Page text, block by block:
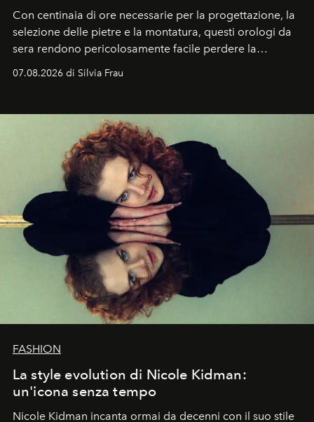
Con centinaia di ore necessarie per la progettazione, la
selezione delle pietre e la montatura, questi orologi da
sera rendono pericolosamente facile perdere la
cognizione del tempo. Ma con quadranti così
07.08.2026 di Silvia Frau
FASHION
La style evolution di Nicole Kidman:
un'icona senza tempo
Nicole Kidman incanta ormai da decenni con il suo stile